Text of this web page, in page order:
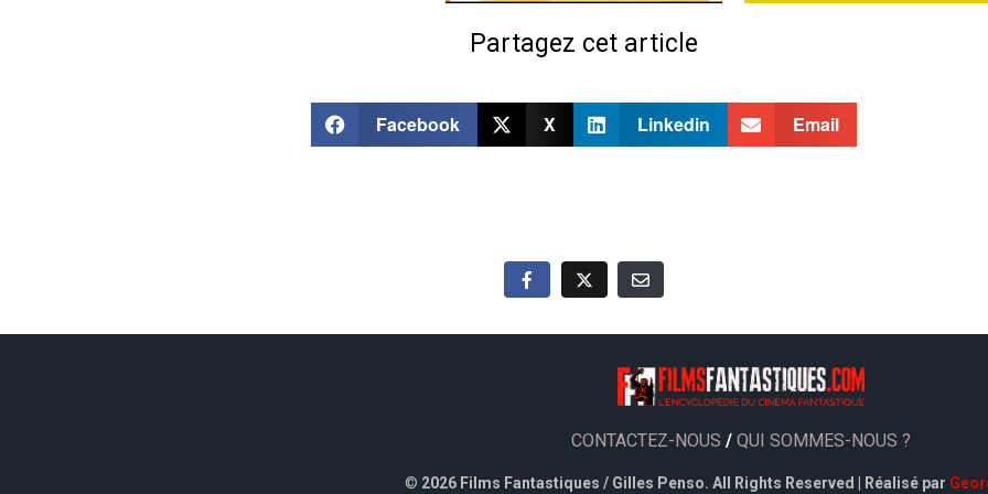
Partagez cet article
Facebook X Linkedin Email
CONTACTEZ-NOUS / QUI SOMMES-NOUS ?
© 2026 Films Fantastiques / Gilles Penso. All Rights Reserved | Réalisé par